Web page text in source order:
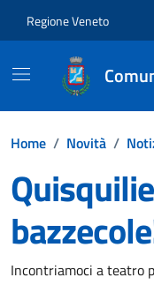
Regione Veneto
Home / Novità /
Dettagli
Incontriamoci a teatro